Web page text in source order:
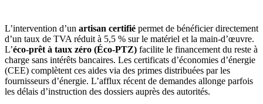
L’intervention d’un artisan certifié permet de bénéficier directement
d’un taux de TVA réduit à 5,5 % sur le matériel et la main-d’œuvre.
L’éco-prêt à taux zéro (Éco-PTZ) facilite le financement du reste à
charge sans intérêts bancaires. Les certificats d’économies d’énergie
(CEE) complètent ces aides via des primes distribuées par les
fournisseurs d’énergie. L’afflux récent de demandes allonge parfois
les délais d’instruction des dossiers auprès des autorités.